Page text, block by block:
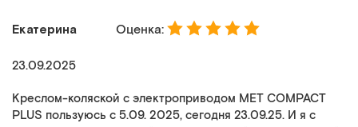
Екатерина Оценка:
23.09.2025
Креслом-коляской с электроприводом MET COMPACT
PLUS пользуюсь с 5.09. 2025, сегодня 23.09.25. И я с